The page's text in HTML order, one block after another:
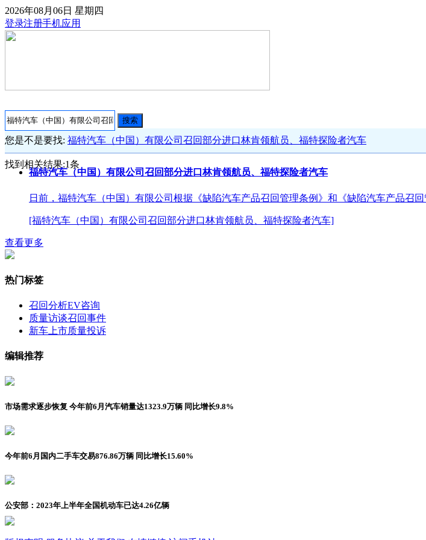
2026年08月06日 星期四
登录注册手机应用
搜索
您是不是要找: 福特汽车（中国）有限公司召回部分进口林肯领航员、福特探险者汽车
找到相关结果:1条
福特汽车（中国）有限公司召回部分进口林肯领航员、福特探险者汽车
日前，福特汽车（中国）有限公司根据《缺陷汽车产品召回管理条例》和《缺陷汽车产品召
[福特汽车（中国）有限公司召回部分进口林肯领航员、福特探险者汽车]
查看更多
热门标签
召回分析EV咨询
质量访谈召回事件
新车上市质量投诉
编辑推荐
市场需求逐步恢复 今年前6月汽车销量达1323.9万辆 同比增长9.8%
今年前6月国内二手车交易876.86万辆 同比增长15.60%
公安部：2023年上半年全国机动车已达4.26亿辆